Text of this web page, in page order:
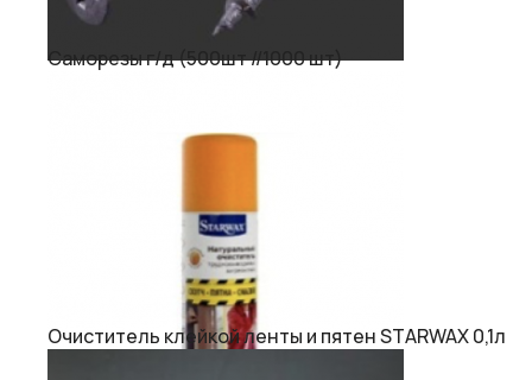
Саморезы г/д (500шт //1000 шт)
Очиститель клейкой ленты и пятен STARWAX 0,1л